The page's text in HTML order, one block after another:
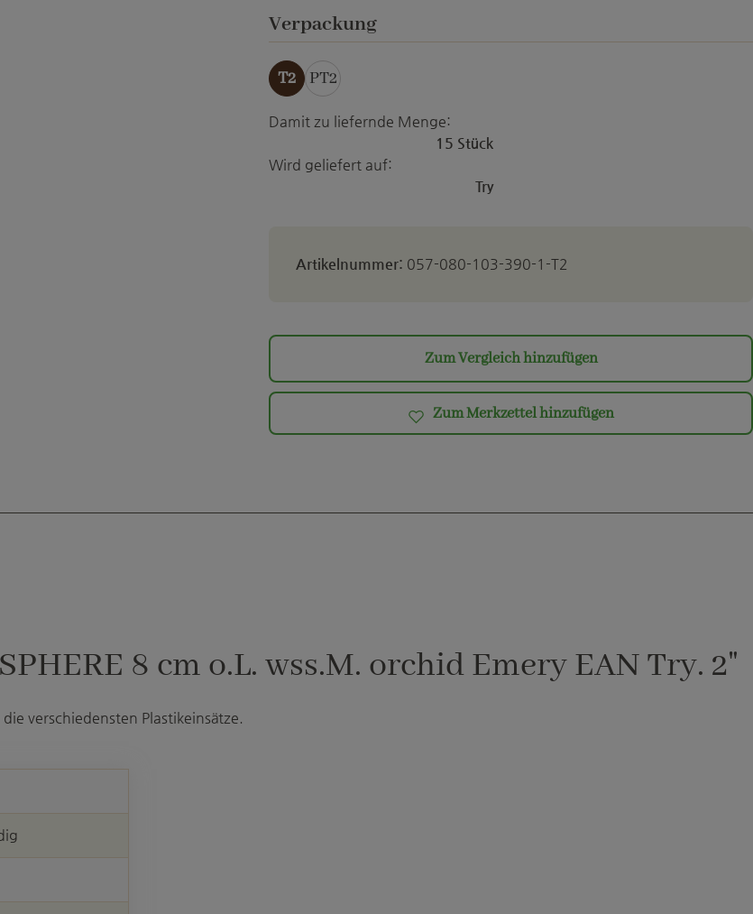
Verpackungauswählen
T2 PT2
Damit zu liefernde Menge:
15 Stück
Wird geliefert auf:
Try
Artikelnummer: 057-080-103-390-1-T2
Zum Vergleich hinzufügen
Zum Merkzettel hinzufügen
8 cm o.L. wss.M. orchid Emery EAN Try. 2"
verschiedensten Plastikeinsätze.